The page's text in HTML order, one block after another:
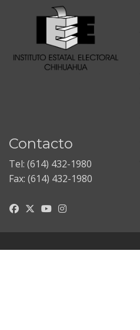
Contacto
Tel: (614) 432-1980
Fax: (614) 432-1980